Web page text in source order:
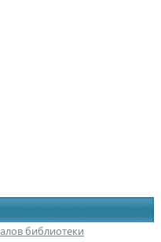
библиотеки